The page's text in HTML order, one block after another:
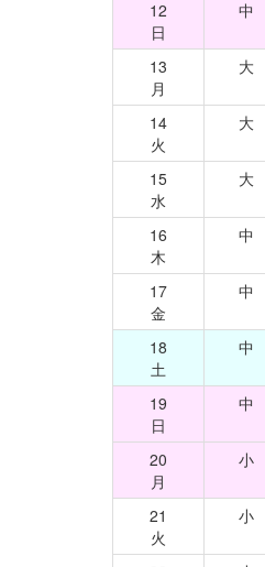
12
日
中
13
月
大
14
火
大
15
水
大
16
木
中
17
金
中
18
土
中
19
日
中
20
月
小
21
火
小